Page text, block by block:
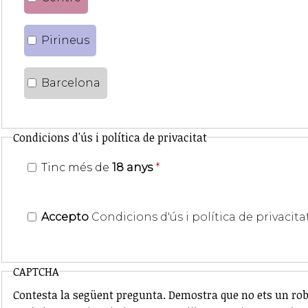
Pirineus
Barcelona
Condicions d'ús i política de privacitat
Tinc més de 18 anys *
Accepto Condicions d'ús i política de
CAPTCHA
Contesta la següent pregunta. Demostra que no ets un